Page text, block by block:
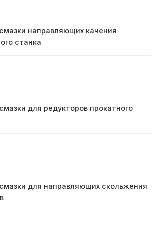
направляющих качения
станка
для редукторов прокатного
для направляющих скольжения